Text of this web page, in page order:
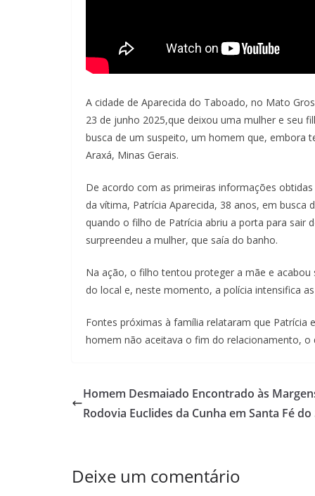
A cidade de Aparecida do Taboado, no Mato
23 de junho 2025,que deixou uma mulher e seu
busca de um suspeito, um homem que, embora
Araxá, Minas Gerais.
De acordo com as primeiras informações
da vítima, Patrícia Aparecida, 38 anos, em
quando o filho de Patrícia abriu a porta para sair
surpreendeu a mulher, que saía do banho.
Na ação, o filho tentou proteger a mãe e
do local e, neste momento, a polícia intensifica
Fontes próximas à família relataram que
homem não aceitava o fim do relacionamento,
Homem Desmaiado Encontrado às
Rodovia Euclides da Cunha em Santa Fé do
Deixe um comentário